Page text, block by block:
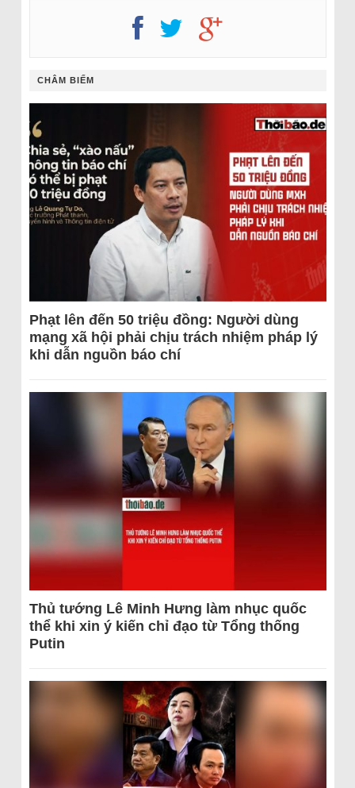
CHÂM BIẾM
Phạt lên đến 50 triệu đồng: Người dùng
mạng xã hội phải chịu trách nhiệm pháp lý
khi dẫn nguồn báo chí
Thủ tướng Lê Minh Hưng làm nhục quốc
thể khi xin ý kiến chỉ đạo từ Tổng thống
Putin